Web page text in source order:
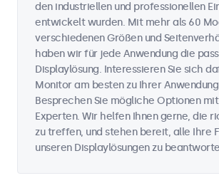
den industriellen und professionellen
entwickelt wurden. Mit mehr als 60
verschiedenen Größen und
haben wir für jede Anwendung die
Displaylösung. Interessieren Sie sich
Monitor am besten zu Ihrer
Besprechen Sie mögliche Optionen
Experten. Wir helfen Ihnen gerne, die
zu treffen, und stehen bereit, alle Ihre
unseren Displaylösungen zu